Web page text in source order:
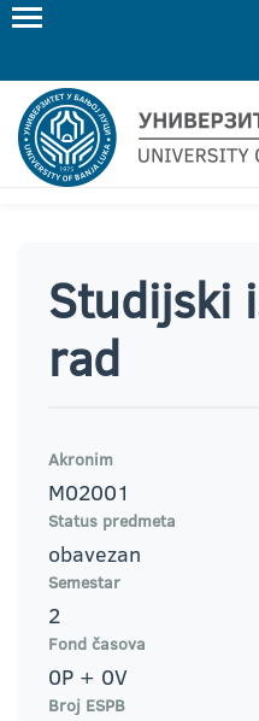
Studijski
rad
Akronim
M02001
Status predmeta
obavezan
Semestar
2
Fond časova
0P + 0V
Broj ESPB